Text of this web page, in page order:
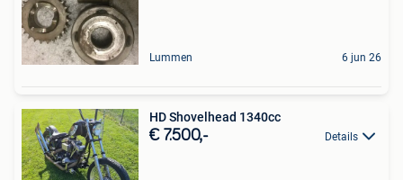
Lummen 6 jun 26
HD Shovelhead 1340cc
€ 7.500,- Details